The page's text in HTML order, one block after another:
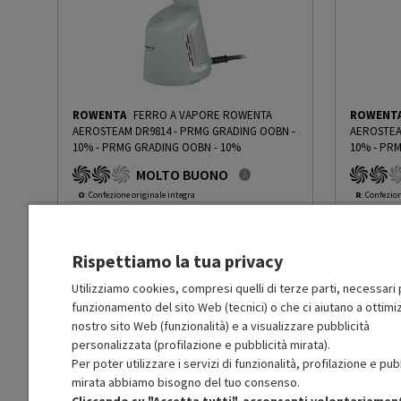
Lunghezza cavo (m) 2.6
Key Features Scopri la forza
Larghezza netta del prodotto
(cm)
27.8
Profondità netta del prodotto
(cm)
19.8
ROWENTA FERRO A VAPORE ROWENTA
AEROSTEAM DR9814 - PRMG GRADING OOBN -
10%- PRMG GRADING OOBN - 10%
MOLTO BUONO
O: Confezione originale integra
O: Accessori principali presenti
Prodotto Nuovo 99.99 -10%
Ricondizionato Prezzo ridotto da
89.99a-30%
In Promozione 62.99
Aggiungi al carrello
10%-
R:
O:
In
Rispettiamo la tua privacy
Utilizziamo cookies, compresi quelli di terze parti, necessari
funzionamento del sito Web (tecnici) o che ci aiutano a
nostro sito Web (funzionalità) e a visualizzare pubblicità
personalizzata (profilazione e pubblicità mirata).
Per poter utilizzare i servizi di funzionalità, profilazione e
mirata abbiamo bisogno del tuo consenso.